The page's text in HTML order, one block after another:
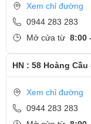
- Hotline CSKH
Xem chỉ đường
0944 283 283
Mở cửa từ 8:00
HN : 58 Hoàng
Xem chỉ đường
0944 283 283